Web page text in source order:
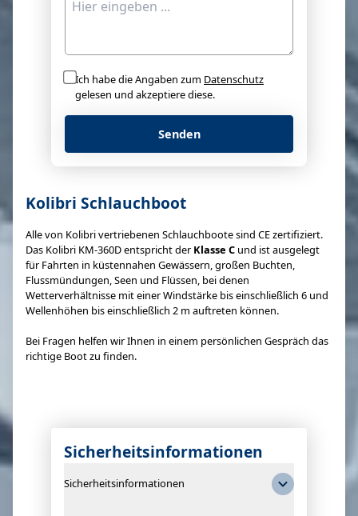
Ich habe die Angaben zum Datenschutz
gelesen und akzeptiere diese.
Senden
Kolibri Schlauchboot
Alle von Kolibri vertriebenen Schlauchboote sind CE zertifiziert.
Das Kolibri KM-360D entspricht der Klasse C und ist ausgelegt
für Fahrten in küstennahen Gewässern, großen Buchten,
Flussmündungen, Seen und Flüssen, bei denen
Wetterverhältnisse mit einer Windstärke bis einschließlich 6 und
Wellenhöhen bis einschließlich 2 m auftreten können.
Bei Fragen helfen wir Ihnen in einem persönlichen Gespräch das
richtige Boot zu finden.
Sicherheitsinformationen
Sicherheitsinformationen